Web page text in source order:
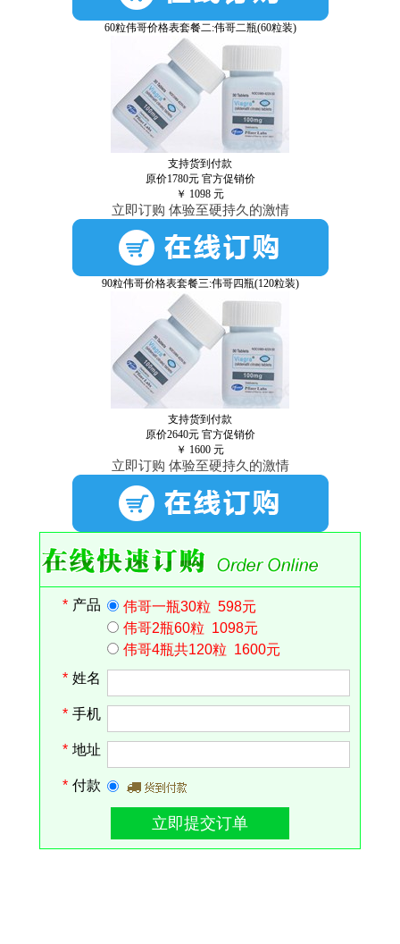
60粒伟哥价格表套餐二:伟哥二瓶(60粒装)
支持货到付款
原价1780元 官方促销价
￥ 1098 元
立即订购 体验至硬持久的激情
90粒伟哥价格表套餐三:伟哥四瓶(120粒装)
支持货到付款
原价2640元 官方促销价
￥ 1600 元
立即订购 体验至硬持久的激情